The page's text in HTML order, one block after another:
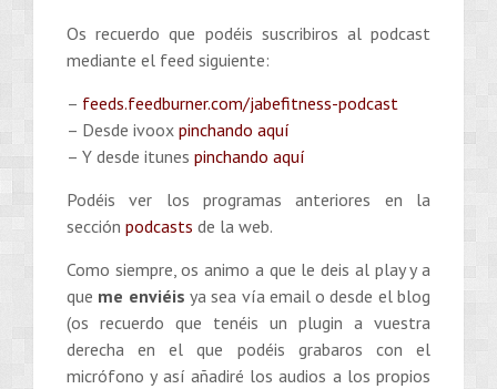
Os recuerdo que podéis suscribiros al podcast
mediante el feed siguiente:
– feeds.feedburner.com/jabefitness-podcast
– Desde ivoox pinchando aquí
– Y desde itunes pinchando aquí
Podéis ver los programas anteriores en la
sección podcasts de la web.
Como siempre, os animo a que le deis al play y a
que me enviéis ya sea vía email o desde el blog
(os recuerdo que tenéis un plugin a vuestra
derecha en el que podéis grabaros con el
micrófono y así añadiré los audios a los propios